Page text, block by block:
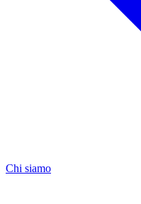
Chi siamo